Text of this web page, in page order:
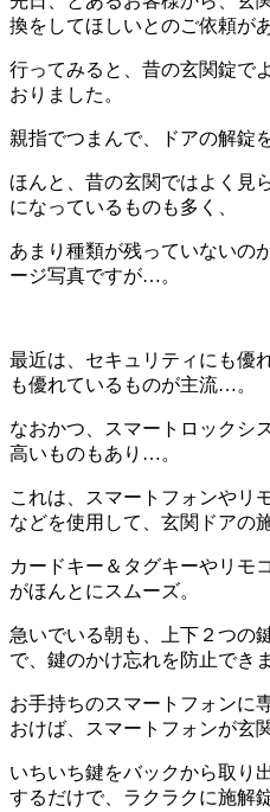
換をしてほしいとのご依頼があ
行ってみると、昔の玄関錠で
おりました。
親指でつまんで、ドアの解錠
ほんと、昔の玄関ではよく見
になっているものも多く、
あまり種類が残っていないの
ージ写真ですが…。
最近は、セキュリティにも優
も優れているものが主流…。
なおかつ、スマートロックシ
高いものもあり…。
これは、スマートフォンやリ
などを使用して、玄関ドアの
カードキー＆タグキーやリモ
がほんとにスムーズ。
急いでいる朝も、上下２つの
で、鍵のかけ忘れを防止できま
お手持ちのスマートフォンに
おけば、スマートフォンが玄
いちいち鍵をバックから取り
するだけで、ラクラクに施解